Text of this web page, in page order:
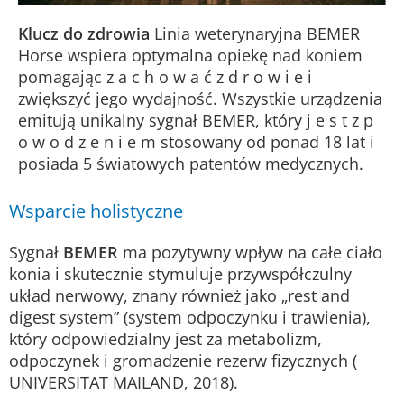
Klucz do zdrowia Linia weterynaryjna BEMER
Horse wspiera optymalna opiekę nad koniem
pomagając z a c h o w a ć z d r o w i e i
zwiększyć jego wydajność. Wszystkie urządzenia
emitują unikalny sygnał BEMER, który j e s t z p
o w o d z e n i e m stosowany od ponad 18 lat i
posiada 5 światowych patentów medycznych.
Wsparcie holistyczne
Sygnał BEMER ma pozytywny wpływ na całe ciało
konia i skutecznie stymuluje przywspółczulny
układ nerwowy, znany również jako „rest and
digest system” (system odpoczynku i trawienia),
który odpowiedzialny jest za metabolizm,
odpoczynek i gromadzenie rezerw fizycznych (
UNIVERSITAT MAILAND, 2018).